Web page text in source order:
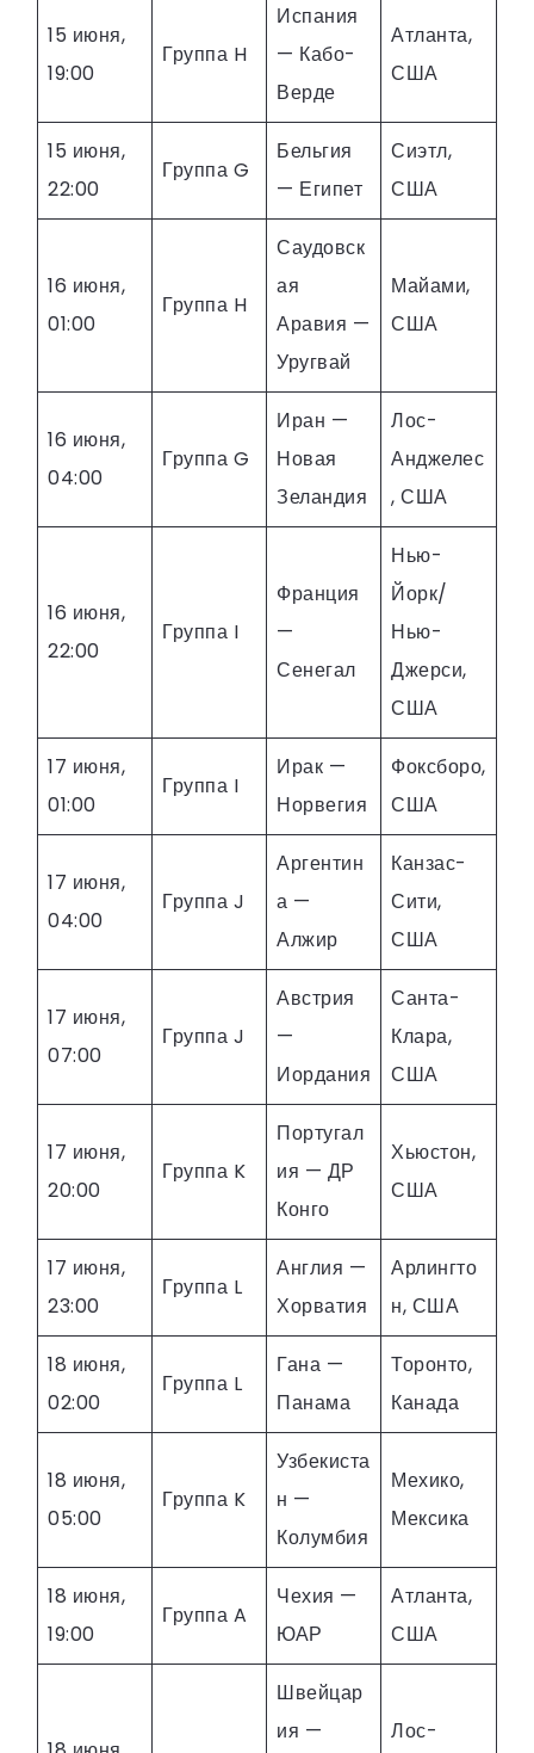
15 июня,
19:00
Группа H
Испания
— Кабо-
Верде
Атланта,
США
15 июня,
22:00
Группа G
Бельгия
— Египет
Сиэтл,
США
16 июня,
01:00
Группа H
Саудовск
ая
Аравия —
Уругвай
Майами,
США
16 июня,
04:00
Группа G
Иран —
Новая
Зеландия
Лос-
Анджелес
, США
16 июня,
22:00
Группа I
Франция
—
Сенегал
Нью-
Йорк/
Нью-
Джерси,
США
17 июня,
01:00
Группа I
Ирак —
Норвегия
Фоксборо,
США
17 июня,
04:00
Группа J
Аргентин
а —
Алжир
Канзас-
Сити,
США
17 июня,
07:00
Группа J
Австрия
—
Иордания
Санта-
Клара,
США
17 июня,
20:00
Группа K
Португал
ия — ДР
Конго
Хьюстон,
США
17 июня,
23:00
Группа L
Англия —
Хорватия
Арлингто
н, США
18 июня,
02:00
Группа L
Гана —
Панама
Торонто,
Канада
18 июня,
05:00
Группа K
Узбекиста
н —
Колумбия
Мехико,
Мексика
18 июня,
19:00
Группа A
Чехия —
ЮАР
Атланта,
США
Швейцар
ия —
Лос-